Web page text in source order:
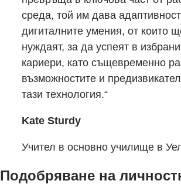
среда, той им дава
дигиталните умения, от които
нуждаят, за да успеят в
кариери, като същевременно
възможностите и
тази технология.“
Kate Sturdy
Учител в основно училище в
Подобряване на